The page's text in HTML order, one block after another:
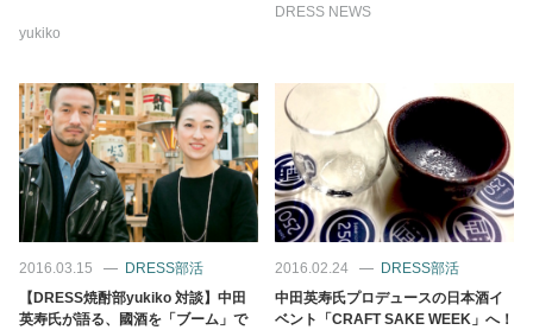
yukiko
DRESS NEWS
2016.03.15
DRESS部活
【DRESS焼酎部yukiko 対談】中田
英寿氏が語る、國酒を「ブーム」で
2016.02.24
DRESS部活
中田英寿氏プロデュースの日本酒イ
ベント「CRAFT SAKE WEEK」へ！